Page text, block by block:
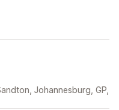
Johannesburg, GP,